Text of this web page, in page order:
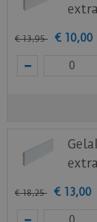
Staal
Benieuwd
nieuwe of
€ 13,95 € 10,00
€ 18,25 € 13,00